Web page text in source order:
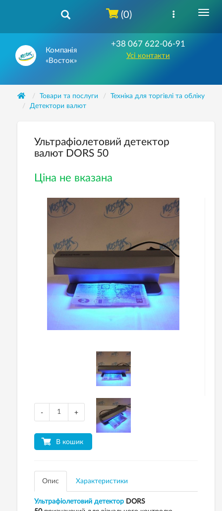
Компанія
«Восток»
+38 067 622-06-91
Усі контакти
(0)
Товари та послуги
Техніка для торгівлі та обліку
Детектори валют
Ультрафіолетовий детектор
валют DORS 50
Ціна не вказана
- +
В кошик
Опис Характеристики
Ультрафіолетовий детектор DORS